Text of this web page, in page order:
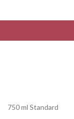
750 ml Standard